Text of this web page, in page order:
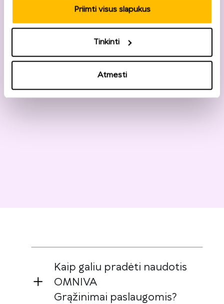
Priimti visus slapukus
Tinkinti
Atmesti
Kaip galiu pradėti naudotis
OMNIVA
Grąžinimai paslaugomis?